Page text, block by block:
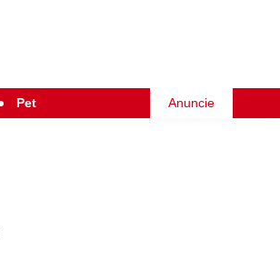
Pet Anuncie